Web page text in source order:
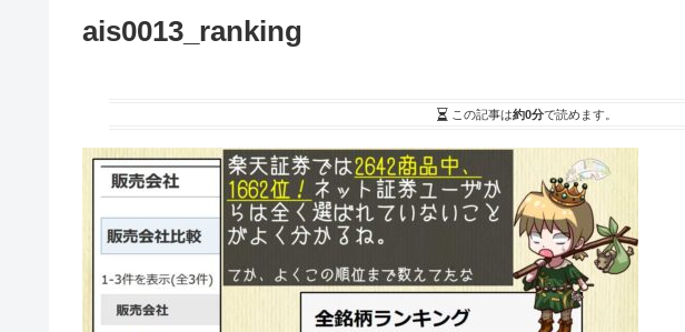
ais0013_ranking
この記事は約0分で読めます。